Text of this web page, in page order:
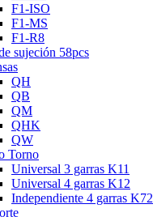
F1-ISO
F1-MS
F1-R8
sujeción 58pcs
QH
QB
QM
QHK
QW
Torno
Universal 3 garras K11
Universal 4 garras K12
Independiente 4 garras K72